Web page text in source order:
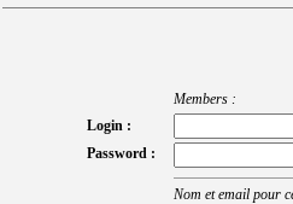
Members :
Login :
Password :
Nom et email pour